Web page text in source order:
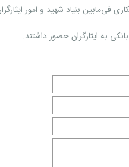
بنیاد شهید و امور
به ایثارگران حضور داشتند.